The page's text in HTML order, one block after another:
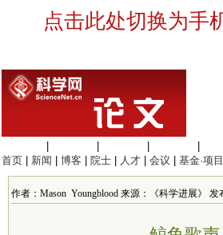
点击此处切换为手
首页
新闻 博客 院士 人才 会议 基金·项目
作者：Mason Youngblood 来源：《科学进展》 发